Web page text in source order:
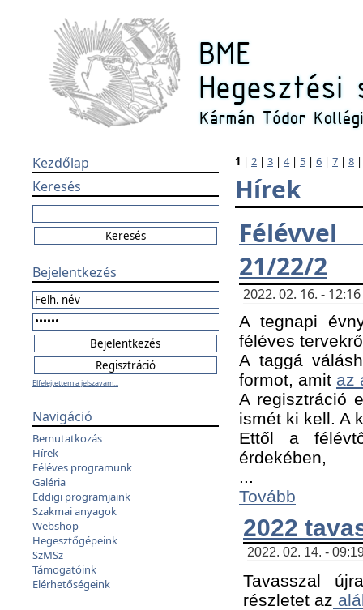
Kezdőlap
Keresés
Bejelentkezés
Elfelejtettem a jelszavam...
Navigáció
Bemutatkozás
Hírek
Féléves programunk
Galéria
Eddigi programjaink
Szakmai anyagok
Webshop
Hegesztőgépeink
SzMSz
Támogatóink
Elérhetőségeink
1 | 2 | 3 | 4| 5 | 6 | 7 | 8
Hírek
21/22/2
2022. 02. 16. -
A tegnapi
féléves
A taggá
formot, amit az
A regisztráció
ismét ki kell. A
Ettől a
érdekében,
...
Tovább
2022
2022. 02. 14. -
Tavasszal
részletet az